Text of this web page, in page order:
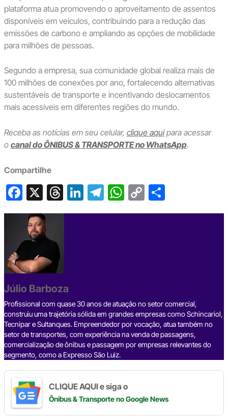
plataforma atua promovendo o aproveitamento de assentos
disponíveis em veículos, contribuindo para a redução das
emissões de carbono e ampliando as opções de mobilidade
para milhões de pessoas.
Segundo a empresa, sua comunidade global realiza mais de
100 milhões de conexões por ano, fortalecendo alternativas
sustentáveis de transporte e incentivando deslocamentos
mais acessíveis em diferentes regiões do mundo.
Receba as notícias em seu celular, clique aquipara acessar
o canal do ÔNIBUS & TRANSPORTE no WhatsApp.
Compartilhe
F
a
c
e
b
o
o
k
X T
hr
s
Li
n
T
el
W
h
C
o
S
h
Júlio Barboza
Profissional com quase 30 anos de atuação no setor comercial,
construiu uma trajetória sólida em grandes empresas como Schincariol,
Tecnipar e Sultanques. Empreendedor por vocação, atua também no
setor de transportes, com experiência na venda de passagens,
comercialização de ônibus e passagem por empresas relevantes do
segmento, como a Expresso São Luiz.
CLIQUE AQUI e siga o
Ônibus & Transporteno Google News